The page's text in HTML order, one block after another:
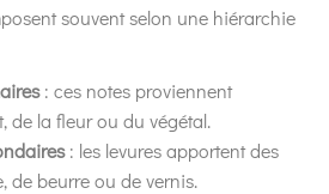
souvent selon une hiérarchie
: ces notes proviennent
de la fleur ou du végétal.
: les levures apportent des
de beurre ou de vernis.